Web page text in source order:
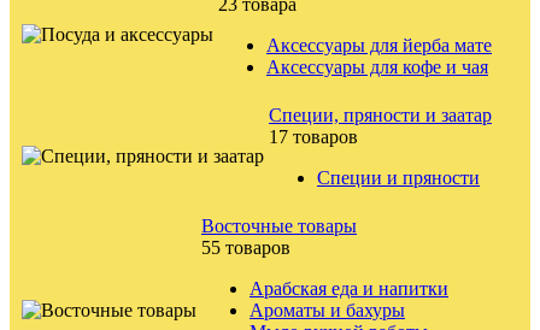
23 товара
Аксессуары для йерба мате
Аксессуары для кофе и чая
Специи, пряности и заатар
17 товаров
Специи и пряности
Восточные товары
55 товаров
Арабская еда и напитки
Ароматы и бахуры